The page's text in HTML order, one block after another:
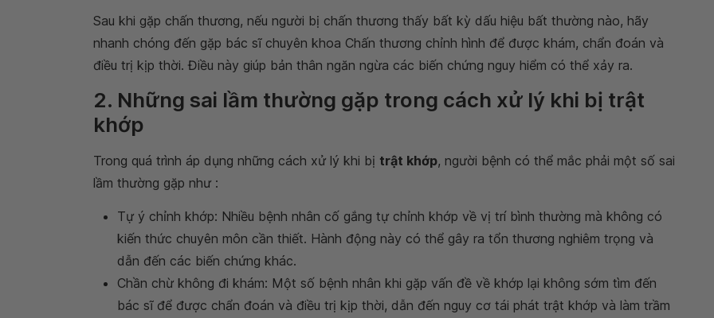
Sau khi gặp chấn thương, nếu người bị chấn thương thấy bất kỳ dấu hiệu bất thường nào, hãy
nhanh chóng đến gặp bác sĩ chuyên khoa Chấn thương chỉnh hình để được khám, chẩn đoán và
điều trị kịp thời. Điều này giúp bản thân ngăn ngừa các biến chứng nguy hiểm có thể xảy ra.
2. Những sai lầm thường gặp trong cách xử lý khi bị trật
khớp
Trong quá trình áp dụng những cách xử lý khi bị trật khớp, người bệnh có thể mắc phải một số sai
lầm thường gặp như :
Tự ý chỉnh khớp: Nhiều bệnh nhân cố gắng tự chỉnh khớp về vị trí bình thường mà không có
kiến thức chuyên môn cần thiết. Hành động này có thể gây ra tổn thương nghiêm trọng và
dẫn đến các biến chứng khác.
Chần chừ không đi khám: Một số bệnh nhân khi gặp vấn đề về khớp lại không sớm tìm đến
bác sĩ để được chẩn đoán và điều trị kịp thời, dẫn đến nguy cơ tái phát trật khớp và làm trầm